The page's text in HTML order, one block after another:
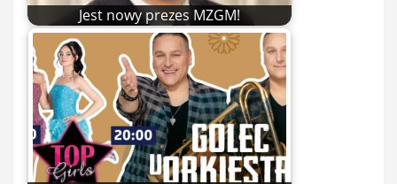
Jest nowy prezes MZGM!